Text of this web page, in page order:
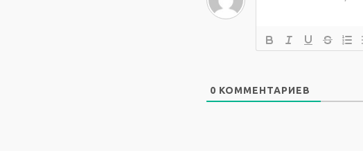
0 КОММЕНТАРИЕВ